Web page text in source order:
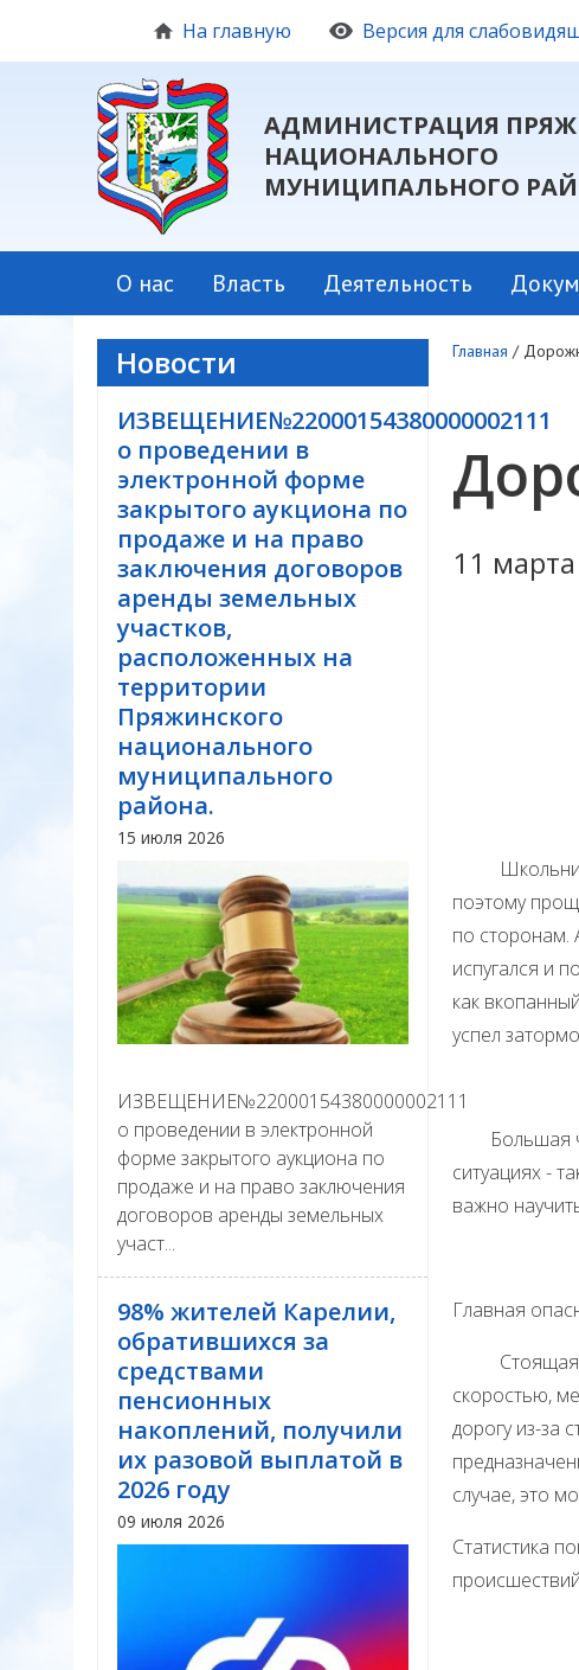
На главную Версия для
АДМИНИСТРАЦИЯ
НАЦИОНАЛЬНОГО
МУНИЦИПАЛЬНОГО
О нас Власть Деятельность
Новости
ИЗВЕЩЕНИЕ№22000154380000002111
о проведении в
электронной форме
закрытого аукциона по
продаже и на право
заключения договоров
аренды земельных
участков,
расположенных на
территории
Пряжинского
национального
муниципального
района.
15 июля 2026
ИЗВЕЩЕНИЕ№22000154380000002111
о проведении в электронной
форме закрытого аукциона по
продаже и на право заключения
договоров аренды земельных
участ...
98% жителей Карелии,
обратившихся за
средствами
пенсионных
накоплений, получили
их разовой выплатой в
2026 году
09 июля 2026
Главная /
11
Школьник
поэтому
по сторонам.
испугался и
как
успел
Большая
ситуациях -
важно
Главная
Стоящая
скоростью,
дорогу из-за
случае, это
Статистика